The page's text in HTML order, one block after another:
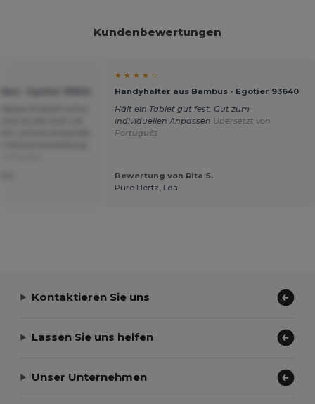
Kundenbewertungen
★ ★ ★ ★ ☆
Handyhalter aus Bambus - Egotier 93640
Hält ein Tablet gut fest. Gut zum
individuellen Anpassen Übersetzt von
Português
Bewertung von Rita S.
Pure Hertz, Lda
Kontaktieren Sie uns
Lassen Sie uns helfen
Unser Unternehmen